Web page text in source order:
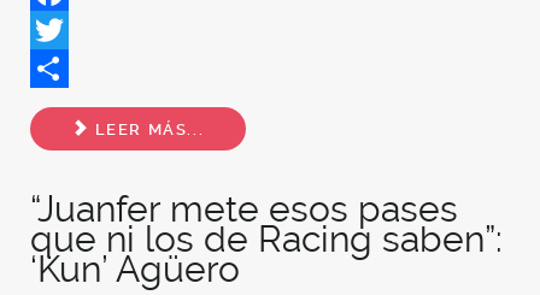
Facebook
Twitter
Share
LEER MÁS...
“Juanfer mete esos pases
que ni los de Racing saben”:
‘Kun’ Agüero